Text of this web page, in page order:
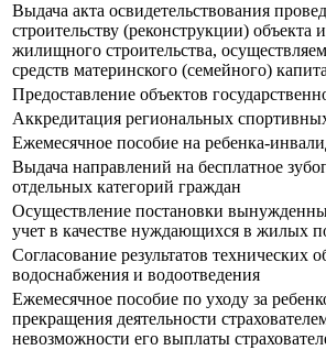
Выдача акта освидетельствования
строительству (реконструкции) объекта
жилищного строительства,
средств материнского (семейного)
Предоставление объектов
Аккредитация региональных
Ежемесячное пособие на ребенка-
Выдача направлений на бесплатное
отдельных категорий граждан
Осуществление постановки
учет в качестве нуждающихся в жилых
Согласование результатов технических
водоснабжения и водоотведения
Ежемесячное пособие по уходу за
прекращения деятельности
невозможности его выплаты